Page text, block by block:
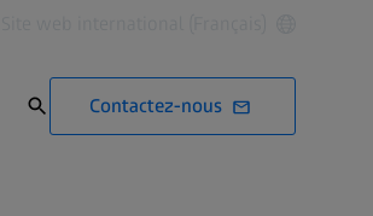
Contactez-nous